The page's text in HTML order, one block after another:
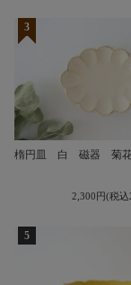
3
楕円皿 白 磁器 菊
2,300円(税込
5